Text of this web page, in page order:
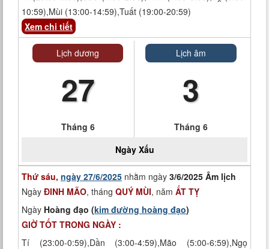
10:59),Mùi (13:00-14:59),Tuất (19:00-20:59)
Xem chi tiết
Lịch dương
27
Tháng 6
Lịch âm
3
Tháng 6
Ngày Xấu
Thứ sáu, ngày 27/6/2025 nhằm ngày 3/6/2025 Âm lịch
Ngày ĐINH MÃO, tháng QUÝ MÙI, năm ẤT TỴ
Ngày Hoàng đạo (kim đường hoàng đạo)
GIỜ TỐT TRONG NGÀY :
Tí (23:00-0:59),Dần (3:00-4:59),Mão (5:00-6:59),Ngọ